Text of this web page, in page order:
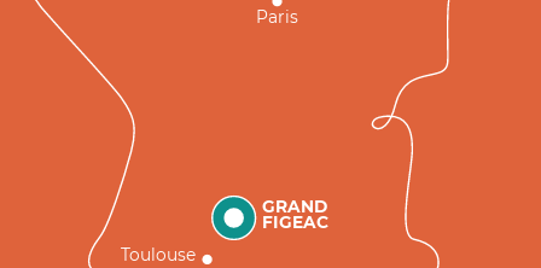
GRAND
FIGEAC
Toulouse
Paris